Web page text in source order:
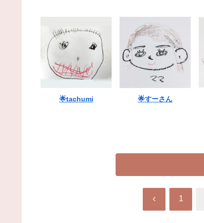
🌟tachumi 🌟すーさん
前 1